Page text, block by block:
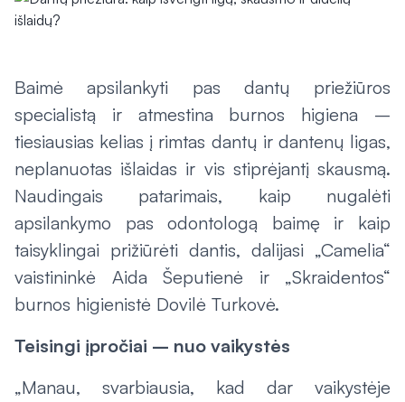
Baimė apsilankyti pas dantų priežiūros
specialistą ir atmestina burnos higiena –
tiesiausias kelias į rimtas dantų ir dantenų ligas,
neplanuotas išlaidas ir vis stiprėjantį skausmą.
Naudingais patarimais, kaip nugalėti
apsilankymo pas odontologą baimę ir kaip
taisyklingai prižiūrėti dantis, dalijasi „Camelia“
vaistininkė Aida Šeputienė ir „Skraidentos“
burnos higienistė Dovilė Turkovė.
Teisingi įpročiai – nuo vaikystės
„Manau, svarbiausia, kad dar vaikystėje